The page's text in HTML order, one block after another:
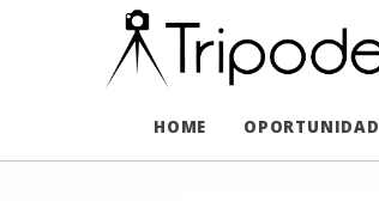
HOME OPORTUNIDAD